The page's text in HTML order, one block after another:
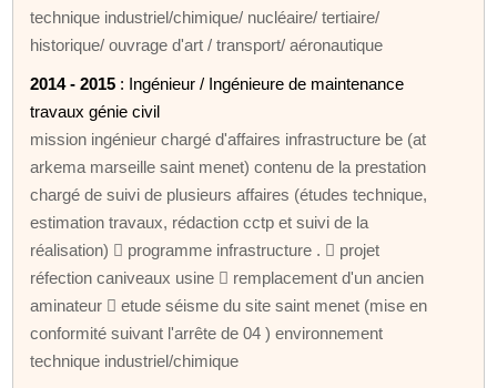
technique industriel/chimique/ nucléaire/ tertiaire/
historique/ ouvrage d'art / transport/ aéronautique
2014 - 2015 : Ingénieur / Ingénieure de maintenance
travaux génie civil
mission ingénieur chargé d'affaires infrastructure be (at
arkema marseille saint menet) contenu de la prestation
chargé de suivi de plusieurs affaires (études technique,
estimation travaux, rédaction cctp et suivi de la
réalisation)  programme infrastructure .  projet
réfection caniveaux usine  remplacement d'un ancien
aminateur  etude séisme du site saint menet (mise en
conformité suivant l'arrête de 04 ) environnement
technique industriel/chimique